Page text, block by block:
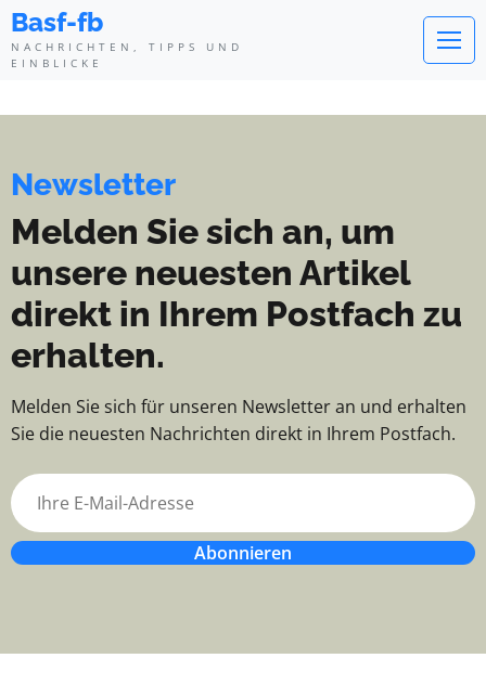
Basf-fb - Nachrichten, Tipps
Basf-fb
NACHRICHTEN, TIPPS UND
EINBLICKE
Newsletter
Melden Sie sich an, um
unsere neuesten Artikel
direkt in Ihrem Postfach zu
erhalten.
Melden Sie sich für unseren Newsletter an und erhalten
Sie die neuesten Nachrichten direkt in Ihrem Postfach.
Abonnieren